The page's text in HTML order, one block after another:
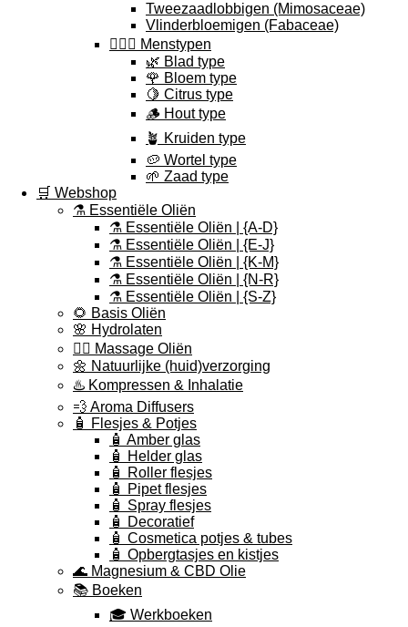
Tweezaadlobbigen (Mimosaceae)
Vlinderbloemigen (Fabaceae)
🕵🏽‍♀️ Menstypen
🌿 Blad type
🌹 Bloem type
🍋 Citrus type
🪵 Hout type
🪴 Kruiden type
🥔 Wortel type
🌱 Zaad type
🛒 Webshop
⚗️ Essentiële Oliën
⚗️ Essentiële Oliën | {A-D}
⚗️ Essentiële Oliën | {E-J}
⚗️ Essentiële Oliën | {K-M}
⚗️ Essentiële Oliën | {N-R}
⚗️ Essentiële Oliën | {S-Z}
🌻 Basis Oliën
🌸 Hydrolaten
💆‍♀️ Massage Oliën
🌼 Natuurlijke (huid)verzorging
♨️ Kompressen & Inhalatie
💨 Aroma Diffusers
🧴 Flesjes & Potjes
🧴 Amber glas
🧴 Helder glas
🧴 Roller flesjes
🧴 Pipet flesjes
🧴 Spray flesjes
🧴 Decoratief
🧴 Cosmetica potjes & tubes
🧴 Opbergtasjes en kistjes
🌊 Magnesium & CBD Olie
📚 Boeken
🎓 Werkboeken